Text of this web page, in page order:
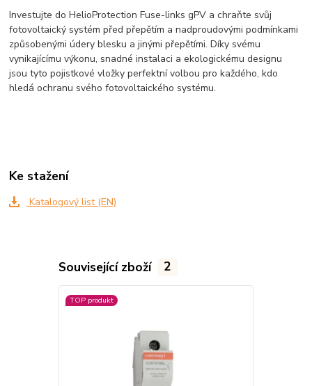
Investujte do HelioProtection Fuse-links gPV a chraňte svůj
fotovoltaický systém před přepětím a nadproudovými podmínkami
způsobenými údery blesku a jinými přepětími. Díky svému
vynikajícímu výkonu, snadné instalaci a ekologickému designu
jsou tyto pojistkové vložky perfektní volbou pro každého, kdo
hledá ochranu svého fotovoltaického systému.
Ke stažení
Katalogový list (EN)
Související zboží 2
TOP produkt